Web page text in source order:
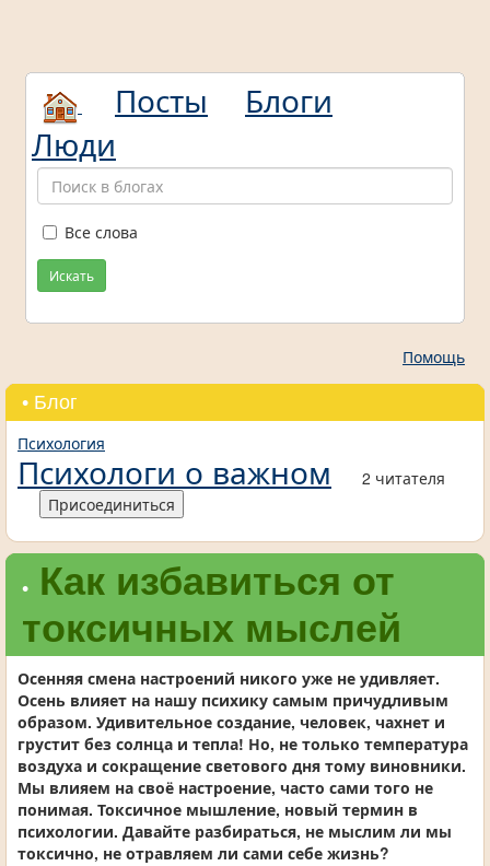
Посты
Блоги
Люди
Все слова
Искать
Помощь
• Блог
Психология
Психологи о важном
2 читателя
Присоединиться
• Как избавиться от
токсичных мыслей
Осенняя смена настроений никого уже не удивляет.
Осень влияет на нашу психику самым причудливым
образом. Удивительное создание, человек, чахнет и
грустит без солнца и тепла! Но, не только температура
воздуха и сокращение светового дня тому виновники.
Мы влияем на своё настроение, часто сами того не
понимая. Токсичное мышление, новый термин в
психологии. Давайте разбираться, не мыслим ли мы
токсично, не отравляем ли сами себе жизнь?